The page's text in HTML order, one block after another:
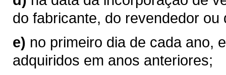
do fabricante, do revendedor ou
e) no primeiro dia de cada ano,
adquiridos em anos anteriores;